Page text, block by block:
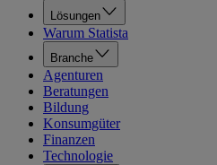
Lösungen
Warum Statista
Branche
Agenturen
Beratungen
Bildung
Konsumgüter
Finanzen
Technologie